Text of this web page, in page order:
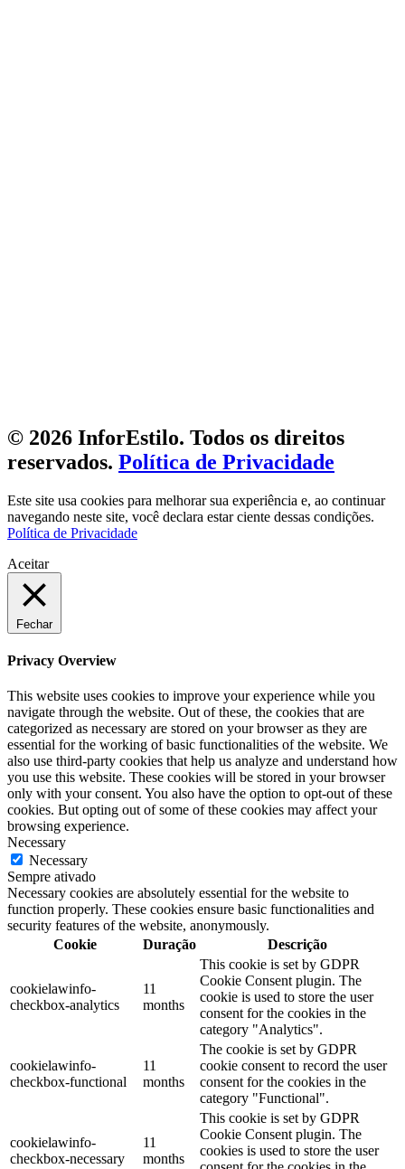
© 2026 InforEstilo. Todos os direitos
reservados. Política de Privacidade
Este site usa cookies para melhorar sua experiência e, ao continuar
navegando neste site, você declara estar ciente dessas condições.
Política de Privacidade
Aceitar
Fechar
Privacy Overview
This website uses cookies to improve your experience while you
navigate through the website. Out of these, the cookies that are
categorized as necessary are stored on your browser as they are
essential for the working of basic functionalities of the website. We
also use third-party cookies that help us analyze and understand how
you use this website. These cookies will be stored in your browser
only with your consent. You also have the option to opt-out of these
cookies. But opting out of some of these cookies may affect your
browsing experience.
Necessary
Necessary
Sempre ativado
Necessary cookies are absolutely essential for the website to
function properly. These cookies ensure basic functionalities and
security features of the website, anonymously.
Cookie
Duração Descrição
cookielawinfo-
checkbox-analytics
11
months
This cookie is set by GDPR
Cookie Consent plugin. The
cookie is used to store the user
consent for the cookies in the
category "Analytics".
cookielawinfo-
checkbox-functional
11
months
The cookie is set by GDPR
cookie consent to record the user
consent for the cookies in the
category "Functional".
cookielawinfo-
checkbox-necessary
11
months
This cookie is set by GDPR
Cookie Consent plugin. The
cookies is used to store the user